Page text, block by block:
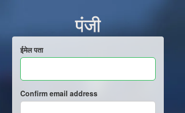
पंजी
ईमेल पता
Confirm email address